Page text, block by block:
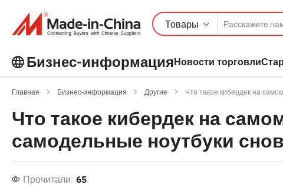
Товары
Бизнес-информацияНовости торговли
Ознакомьтесь с еще более
информация!
Просмотреть Больше
Главная Бизнес-информация Другие Что такое кибердек на
Что такое кибердек на
самодельные ноутбуки
Прочитали: 65